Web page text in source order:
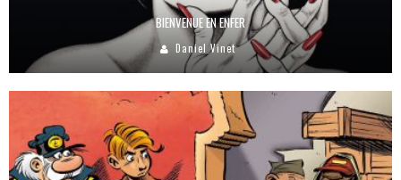
BIENVENUE EN ENFER
Daniel Vinet